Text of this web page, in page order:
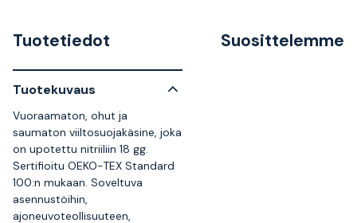
Tuotetiedot
Tuotekuvaus
Vuoraamaton, ohut ja
saumaton viiltosuojakäsine, joka
on upotettu nitriiliin 18 gg.
Sertifioitu OEKO-TEX Standard
100:n mukaan. Soveltuva
asennustöihin,
ajoneuvoteollisuuteen,
Suosittelemme